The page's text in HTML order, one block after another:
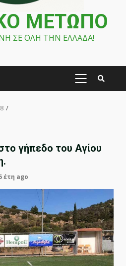
ΜΕΤΩΠΟ
ΣΕ ΟΛΗ ΤΗΝ ΕΛΛΑΔΑ!
PRIMARY
8
γήπεδο του Αγίου
έτη ago